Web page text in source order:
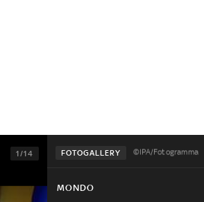
FOTOGALLERY ©IPA/Fotogramma
1/14
MONDO